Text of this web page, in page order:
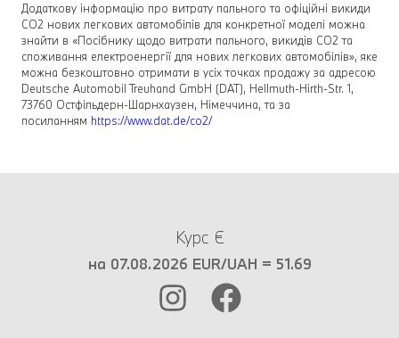
Додаткову інформацію про витрату пального та офіційні викиди
CO2 нових легкових автомобілів для конкретної моделі можна
знайти в «Посібнику щодо витрати пального, викидів CO2 та
споживання електроенергії для нових легкових автомобілів», яке
можна безкоштовно отримати в усіх точках продажу за адресою
Deutsche Automobil Treuhand GmbH (DAT), Hellmuth-Hirth-Str. 1,
73760 Остфільдерн-Шарнхаузен, Німеччина, та за
посиланням https://www.dat.de/co2/
Курс €
на 07.08.2026 EUR/UAH = 51.69